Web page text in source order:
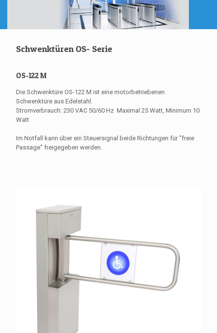
Schwenktüren OS- Serie
OS-122 M
Die Schwenktüre OS-122 M ist eine motorbetriebenen
Schwenktüre aus Edelstahl.
Stromverbrauch: 230 VAC 50/60 Hz Maximal 25 Watt, Minimum 10
Watt
Im Notfall kann über ein Steuersignal beide Richtungen für "freie
Passage" freigegeben werden.